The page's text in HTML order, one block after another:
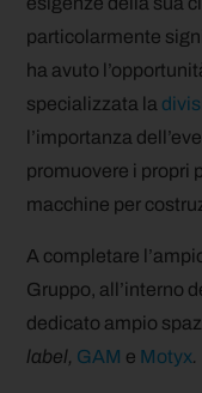
particolarmente
ha avuto
specializzata la
l’importanza
promuovere i propri
macchine per
A completare
Gruppo, all’interno
dedicato ampio
label, GAM e Motyx.